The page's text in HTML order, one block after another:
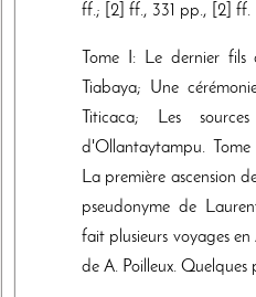
ff.; [2] ff., 331 pp., [2] ff.
Tome I: Le dernier
Tiabaya; Une
Titicaca; Les
d'Ollantaytampu. Tome
La première ascension
pseudonyme de
fait plusieurs voyages
de A. Poilleux. Quelques